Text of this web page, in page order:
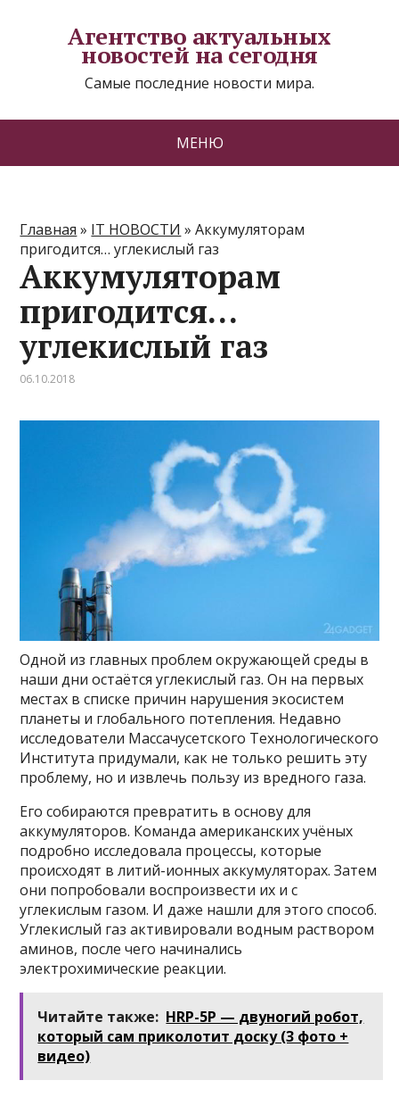
Агентство актуальных
новостей на сегодня
Самые последние новости мира.
МЕНЮ
Главная » IT НОВОСТИ »Аккумуляторам
пригодится… углекислый газ
Аккумуляторам
пригодится…
углекислый газ
06.10.2018
Одной из главных проблем окружающей среды в
наши дни остаётся углекислый газ. Он на первых
местах в списке причин нарушения экосистем
планеты и глобального потепления. Недавно
исследователи Массачусетского Технологического
Института придумали, как не только решить эту
проблему, но и извлечь пользу из вредного газа.
Его собираются превратить в основу для
аккумуляторов. Команда американских учёных
подробно исследовала процессы, которые
происходят в литий-ионных аккумуляторах. Затем
они попробовали воспроизвести их и с
углекислым газом. И даже нашли для этого способ.
Углекислый газ активировали водным раствором
аминов, после чего начинались
электрохимические реакции.
Читайте также: HRP-5P — двуногий робот,
который сам приколотит доску (3 фото +
видео)